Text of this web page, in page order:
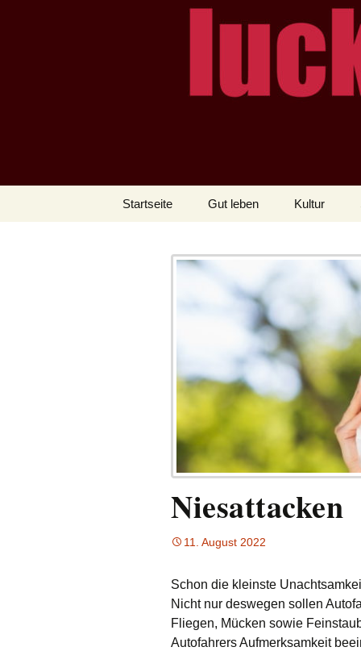
LUCKX
– das Magazin
Startseite Gut leben Kultur
Niesattacken
11. August 2022
Schon die kleinste
Nicht nur deswegen sollen
Fliegen, Mücken sowie
Autofahrers Aufmerksamkeit